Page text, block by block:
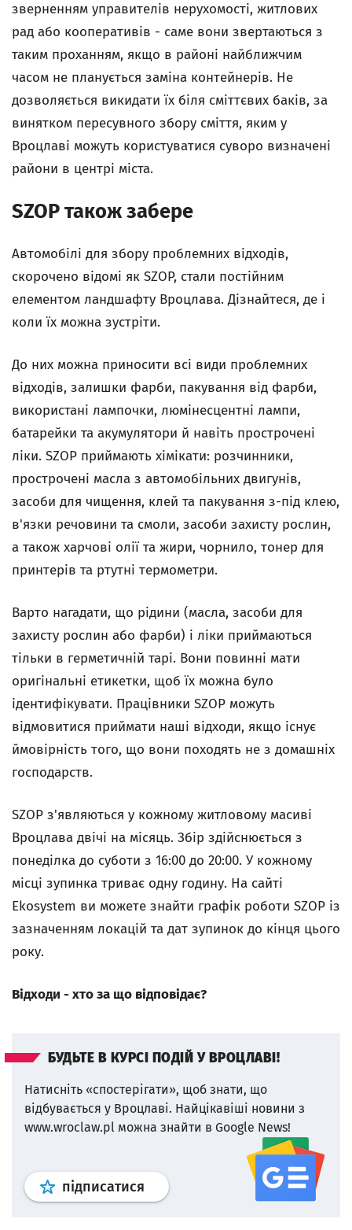
зверненням управителів нерухомості, житлових
рад або кооперативів - саме вони звертаються з
таким проханням, якщо в районі найближчим
часом не планується заміна контейнерів. Не
дозволяється викидати їх біля сміттєвих баків, за
винятком пересувного збору сміття, яким у
Вроцлаві можуть користуватися суворо визначені
райони в центрі міста.
SZOP також забере
Автомобілі для збору проблемних відходів,
скорочено відомі як SZOP, стали постійним
елементом ландшафту Вроцлава. Дізнайтеся, де і
коли їх можна зустріти.
До них можна приносити всі види проблемних
відходів, залишки фарби, пакування від фарби,
використані лампочки, люмінесцентні лампи,
батарейки та акумулятори й навіть прострочені
ліки. SZOP приймають хімікати: розчинники,
прострочені масла з автомобільних двигунів,
засоби для чищення, клей та пакування з-під клею,
в'язки речовини та смоли, засоби захисту рослин,
а також харчові олії та жири, чорнило, тонер для
принтерів та ртутні термометри.
Варто нагадати, що рідини (масла, засоби для
захисту рослин або фарби) і ліки приймаються
тільки в герметичній тарі. Вони повинні мати
оригінальні етикетки, щоб їх можна було
ідентифікувати. Працівники SZOP можуть
відмовитися приймати наші відходи, якщо існує
ймовірність того, що вони походять не з домашніх
господарств.
SZOP з'являються у кожному житловому масиві
Вроцлава двічі на місяць. Збір здійснюється з
понеділка до суботи з 16:00 до 20:00. У кожному
місці зупинка триває одну годину. На сайті
Ekosystem ви можете знайти графік роботи SZOP із
зазначенням локацій та дат зупинок до кінця цього
року.
Відходи - хто за що відповідає?
БУДЬТЕ В КУРСІ ПОДІЙ У ВРОЦЛАВІ!
Натисніть «спостерігати», щоб знати, що
відбувається у Вроцлаві. Найцікавіші новини з
www.wroclaw.pl можна знайти в Google News!
підписатися Профіль google news